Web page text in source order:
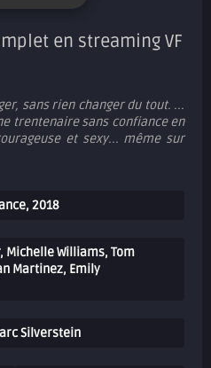
en streaming VF
sans rien changer du tout. ...
trentenaire sans confiance en
et sexy... même sur
, 2018
Michelle Williams, Tom
Martinez, Emily
Silverstein